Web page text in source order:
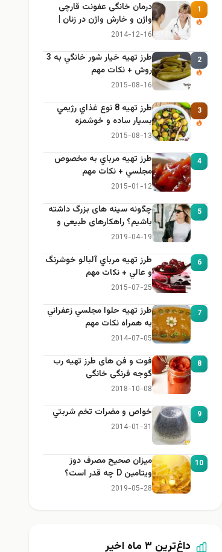
1
درمان خانگی عفونت قارچی
واژن و خارش واژن در زنان |
راهنمای کامل، ایمن و کاربردی
2014-12-16
2
طرز تهيه خیار شور خانگي به 3
روش + نكات مهم
2015-08-16
3
طرز تهيه 8 نوع غذاي رژيمي
بسيار ساده و خوشمزه
2015-08-13
4
طرز تهيه مرباي به مخصوص
مجلسي + نكات مهم
2015-01-12
5
چگونه سینه های بزرگ داشته
باشیم؟ راهکارهای طبیعی و
خانگی برای بزرگ کردن سینه
2019-04-19
6
طرز تهيه مرباي آلبالو خوشرنگ
و عالي + نكات مهم
2015-07-25
7
طرز تهيه حلوا مجلسي زعفراني
به همراه نكات مهم
2014-07-05
8
فوت و فن های طرز تهیه رب
گوجه فرنگی خانگی
2018-10-08
9 خواص و مضرات تخم شربتي
2014-01-31
10
میزان صحیح مصرف دوز
ویتامین D چه قدر است؟
2019-05-28
داغ‌ترین ۳ ماه اخیر